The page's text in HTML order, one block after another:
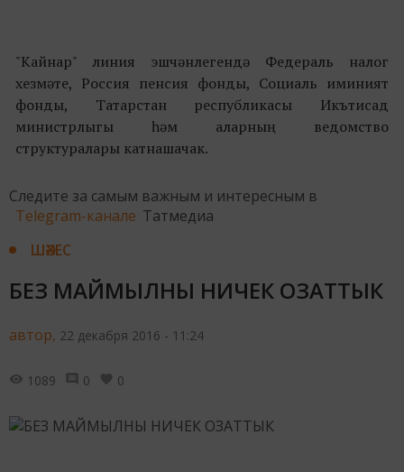
"Кайнар" линия эшчәнлегендә Федераль налог
хезмәте, Россия пенсия фонды, Социаль иминият
фонды, Татарстан республикасы Икътисад
министрлыгы һәм аларның ведомство
структуралары катнашачак.
Следите за самым важным и интересным в
Telegram-канале Татмедиа
ШӘХЕС
БЕЗ МАЙМЫЛНЫ НИЧЕК ОЗАТТЫК
автор, 22 декабря 2016 - 11:24
1089 0 0